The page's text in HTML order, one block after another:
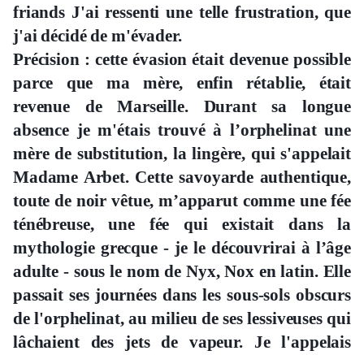
friands J'ai ressenti une telle frustration, que
j'ai décidé de m'évader.
Précision : cette évasion était devenue possible
parce que ma mère, enfin rétablie, était
revenue de Marseille. Durant sa longue
absence je m'étais trouvé à l’orphelinat une
mère de substitution, la lingère, qui s'appelait
Madame Arbet. Cette savoyarde authentique,
toute de noir vêtue, m’apparut comme une fée
ténébreuse, une fée qui existait dans la
mythologie grecque - je le découvrirai à l’âge
adulte - sous le nom de Nyx, Nox en latin. Elle
passait ses journées dans les sous-sols obscurs
de l'orphelinat, au milieu de ses lessiveuses qui
lâchaient des jets de vapeur. Je l'appelais